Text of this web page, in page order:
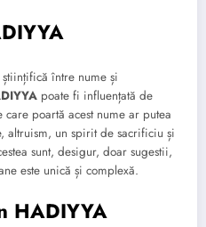
între nume și
poate fi influențată de
poartă acest nume ar putea
altruism, un spirit de sacrificiu și
sunt, desigur, doar sugestii,
este unică și complexă.
HADIYYA